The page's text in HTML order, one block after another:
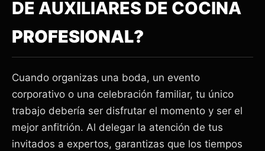
DE AUXILIARES DE COCINA
PROFESIONAL?
Cuando organizas una boda, un evento
corporativo o una celebración familiar, tu único
trabajo debería ser disfrutar el momento y ser el
mejor anfitrión. Al delegar la atención de tus
invitados a expertos, garantizas que los tiempos